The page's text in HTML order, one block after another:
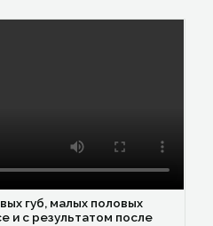
губ, малых половых
и с результатом после